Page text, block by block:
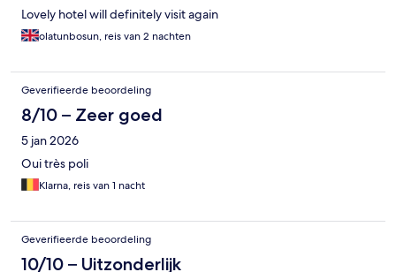
Lovely hotel will definitely visit again
olatunbosun, reis van 2 nachten
Geverifieerde beoordeling
8/10 – Zeer goed
5 jan 2026
Oui très poli
Klarna, reis van 1 nacht
Geverifieerde beoordeling
10/10 – Uitzonderlijk